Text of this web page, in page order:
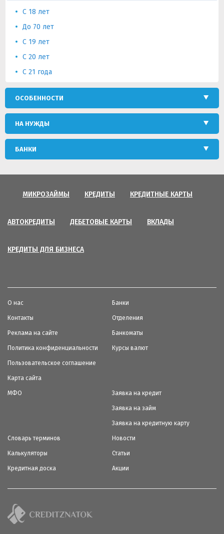
C 18 лет
До 70 лет
С 19 лет
C 20 лет
С 21 года
ОСОБЕННОСТИ
НА НУЖДЫ
БАНКИ
МИКРОЗАЙМЫ КРЕДИТЫ КРЕДИТНЫЕ КАРТЫ
АВТОКРЕДИТЫ ДЕБЕТОВЫЕ КАРТЫ ВКЛАДЫ
КРЕДИТЫ ДЛЯ БИЗНЕСА
О нас
Контакты
Реклама на сайте
Политика конфиденциальности
Пользовательское соглашение
Карта сайта
Банки
Отделения
Банкоматы
Курсы валют
МФО Заявка на кредит
Заявка на займ
Заявка на кредитную карту
Словарь терминов
Калькуляторы
Кредитная доска
Новости
Статьи
Акции